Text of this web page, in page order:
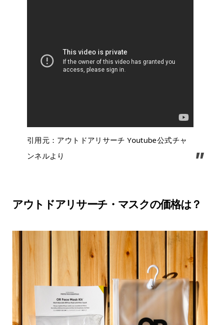
引用元：アウトドアリサーチ Youtube公式チャ
ンネルより
アウトドアリサーチ・マスクの価格は？